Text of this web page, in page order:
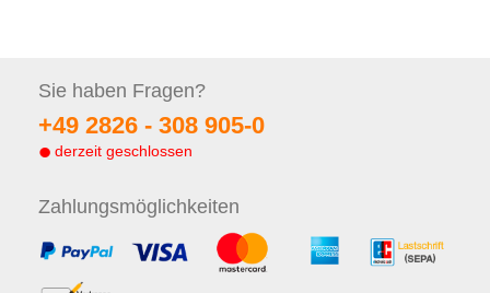
Sie haben Fragen?
+49 2826 - 308 905-0
derzeit geschlossen
Zahlungsmöglichkeiten